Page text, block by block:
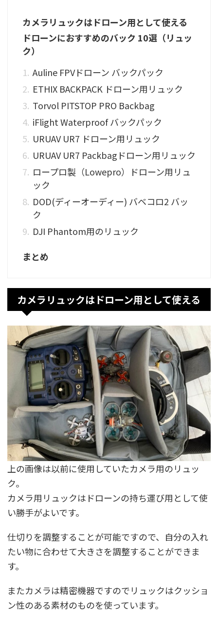
カメラリュックはドローン用として使える
ドローンにおすすめのバック 10選（リュッ
ク）
Auline FPVドローン バックパック
ETHIX BACKPACK ドローン用リュック
Torvol PITSTOP PRO Backbag
iFlight Waterproof バックパック
URUAV UR7 ドローン用リュック
URUAV UR7 Packbagドローン用リュック
ロープロ製（Lowepro）ドローン用リュ
ック
DOD(ディーオーディー) バベコロ2 バッ
ク
DJI Phantom用のリュック
まとめ
カメラリュックはドローン用として使える
上の画像は以前に使用していたカメラ用のリュッ
ク。
カメラ用リュックはドローンの持ち運び用として使
い勝手がよいです。
仕切りを調整することが可能ですので、自分の入れ
たい物に合わせて大きさを調整することができま
す。
またカメラは精密機器ですのでリュックはクッショ
ン性のある素材のものを使っています。